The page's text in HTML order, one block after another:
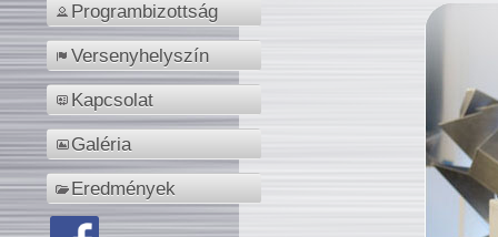
Programbizottság
Versenyhelyszín
Kapcsolat
Galéria
Eredmények